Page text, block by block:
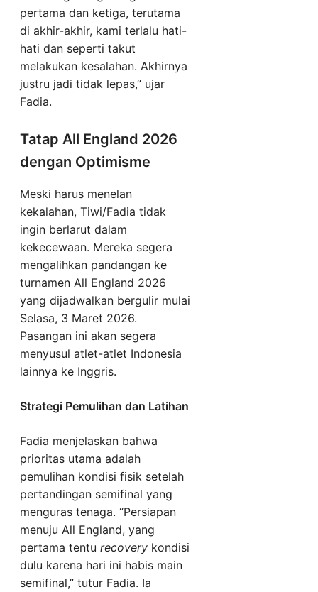
pertama dan ketiga, terutama
di akhir-akhir, kami terlalu hati-
hati dan seperti takut
melakukan kesalahan. Akhirnya
justru jadi tidak lepas,” ujar
Fadia.
Tatap All England 2026
dengan Optimisme
Meski harus menelan
kekalahan, Tiwi/Fadia tidak
ingin berlarut dalam
kekecewaan. Mereka segera
mengalihkan pandangan ke
turnamen All England 2026
yang dijadwalkan bergulir mulai
Selasa, 3 Maret 2026.
Pasangan ini akan segera
menyusul atlet-atlet Indonesia
lainnya ke Inggris.
Strategi Pemulihan dan Latihan
Fadia menjelaskan bahwa
prioritas utama adalah
pemulihan kondisi fisik setelah
pertandingan semifinal yang
menguras tenaga. “Persiapan
menuju All England, yang
pertama tentu recovery kondisi
dulu karena hari ini habis main
semifinal,” tutur Fadia. Ia